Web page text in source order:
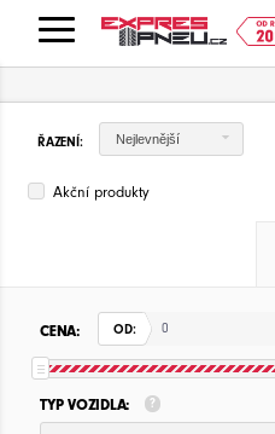
ŘAZENÍ: Nejlevnější
Akční produkty
CENA: OD:
TYP VOZIDLA: